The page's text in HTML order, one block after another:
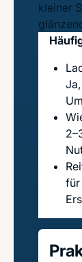
kleiner
für